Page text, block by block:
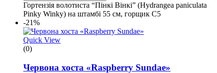
Гортензія волотиста “Пінкі Вінкі” (Hydrangea paniculata
Pinky Winky) на штамбі 55 см, горщик С5
-21%
Quick View
(0)
Червона хоста «Raspberry Sundae»